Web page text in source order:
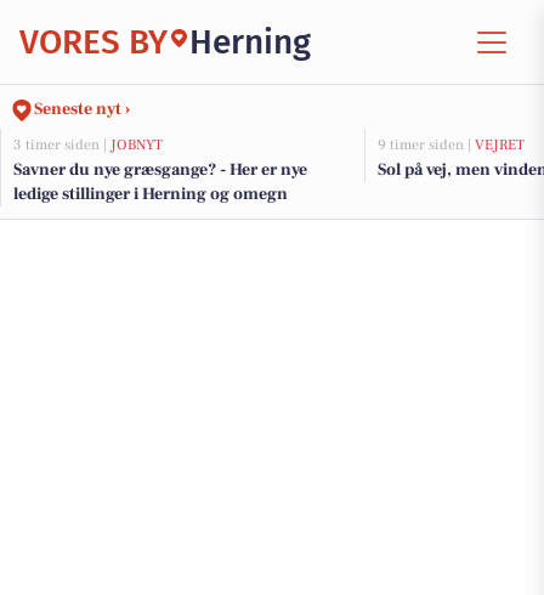
VORES BY Herning
Seneste nyt ›
3 timer siden | JOBNYT
Savner du nye græsgange? - Her er nye
ledige stillinger i Herning og omegn
9 timer siden | VEJRET
Sol på vej, men